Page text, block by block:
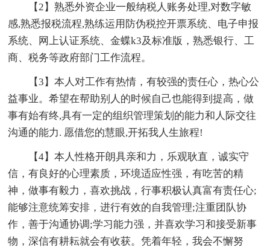
【2】熟悉外资企业一般纳税人账务处理,对数字敏
感,熟悉报税流程,熟练运用防伪税控开票系统、电子申报
系统、网上认证系统、金蝶k3及标准版，熟悉银行、工
商、税务等政府部门工作流程。
【3】本人对工作有热情，有较强的责任心，热心公
益事业。希望在帮助别人的时候自己也能得到提高，做
事有始有终,具有一定的组织管理策划的能力和人际交往
沟通的能力. 愿借您的慧眼,开拓我人生旅程!
【4】本人性格开朗具亲和力，乐观耿直，诚实守
信，有良好的心理素质，环境适应性强，有吃苦的精
神，做事有毅力，喜欢挑战，行事积极认真富有责任心;
能够注意统筹安排，进行有效的自我管理;注重团队协
作，善于沟通协调;学习能力强，并喜欢学习和接受新事
物，深信有耕耘就会有收获。凭着年轻，我会不懈努